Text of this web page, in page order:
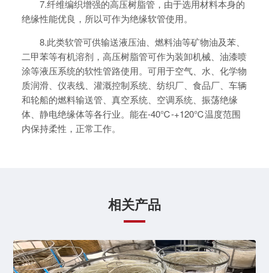
7.纤维编织增强的高压树脂管，由于选用材料本身的
绝缘性能优良，所以可作为绝缘软管使用。
8.此类软管可供输送液压油、燃料油等矿物油及苯、
二甲苯等有机溶剂，高压树脂管可作为装卸机械、油漆喷
涂等液压系统的软性管路使用。可用于空气、水、化学物
质润滑、仪表线、灌溉控制系统、纺织厂、食品厂、车辆
和轮船的燃料输送管、真空系统、空调系统、振荡绝缘
体、静电绝缘体等各行业。能在-40℃-+120℃温度范围
内保持柔性，正常工作。
相关产品